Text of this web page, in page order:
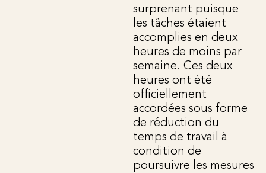
surprenant puisque
les tâches étaient
accomplies en deux
heures de moins par
semaine. Ces deux
heures ont été
officiellement
accordées sous forme
de réduction du
temps de travail à
condition de
poursuivre les mesures